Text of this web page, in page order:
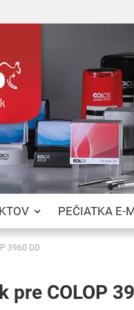
PEČIATKA E-
3960 DD
pre COLOP